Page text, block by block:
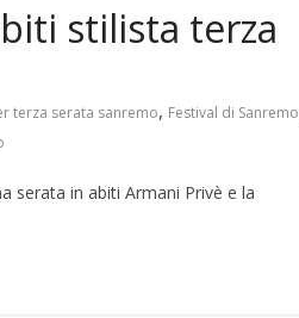
stilista terza
terza serata sanremo, Festival di Sanremo
serata in abiti Armani Privè e la